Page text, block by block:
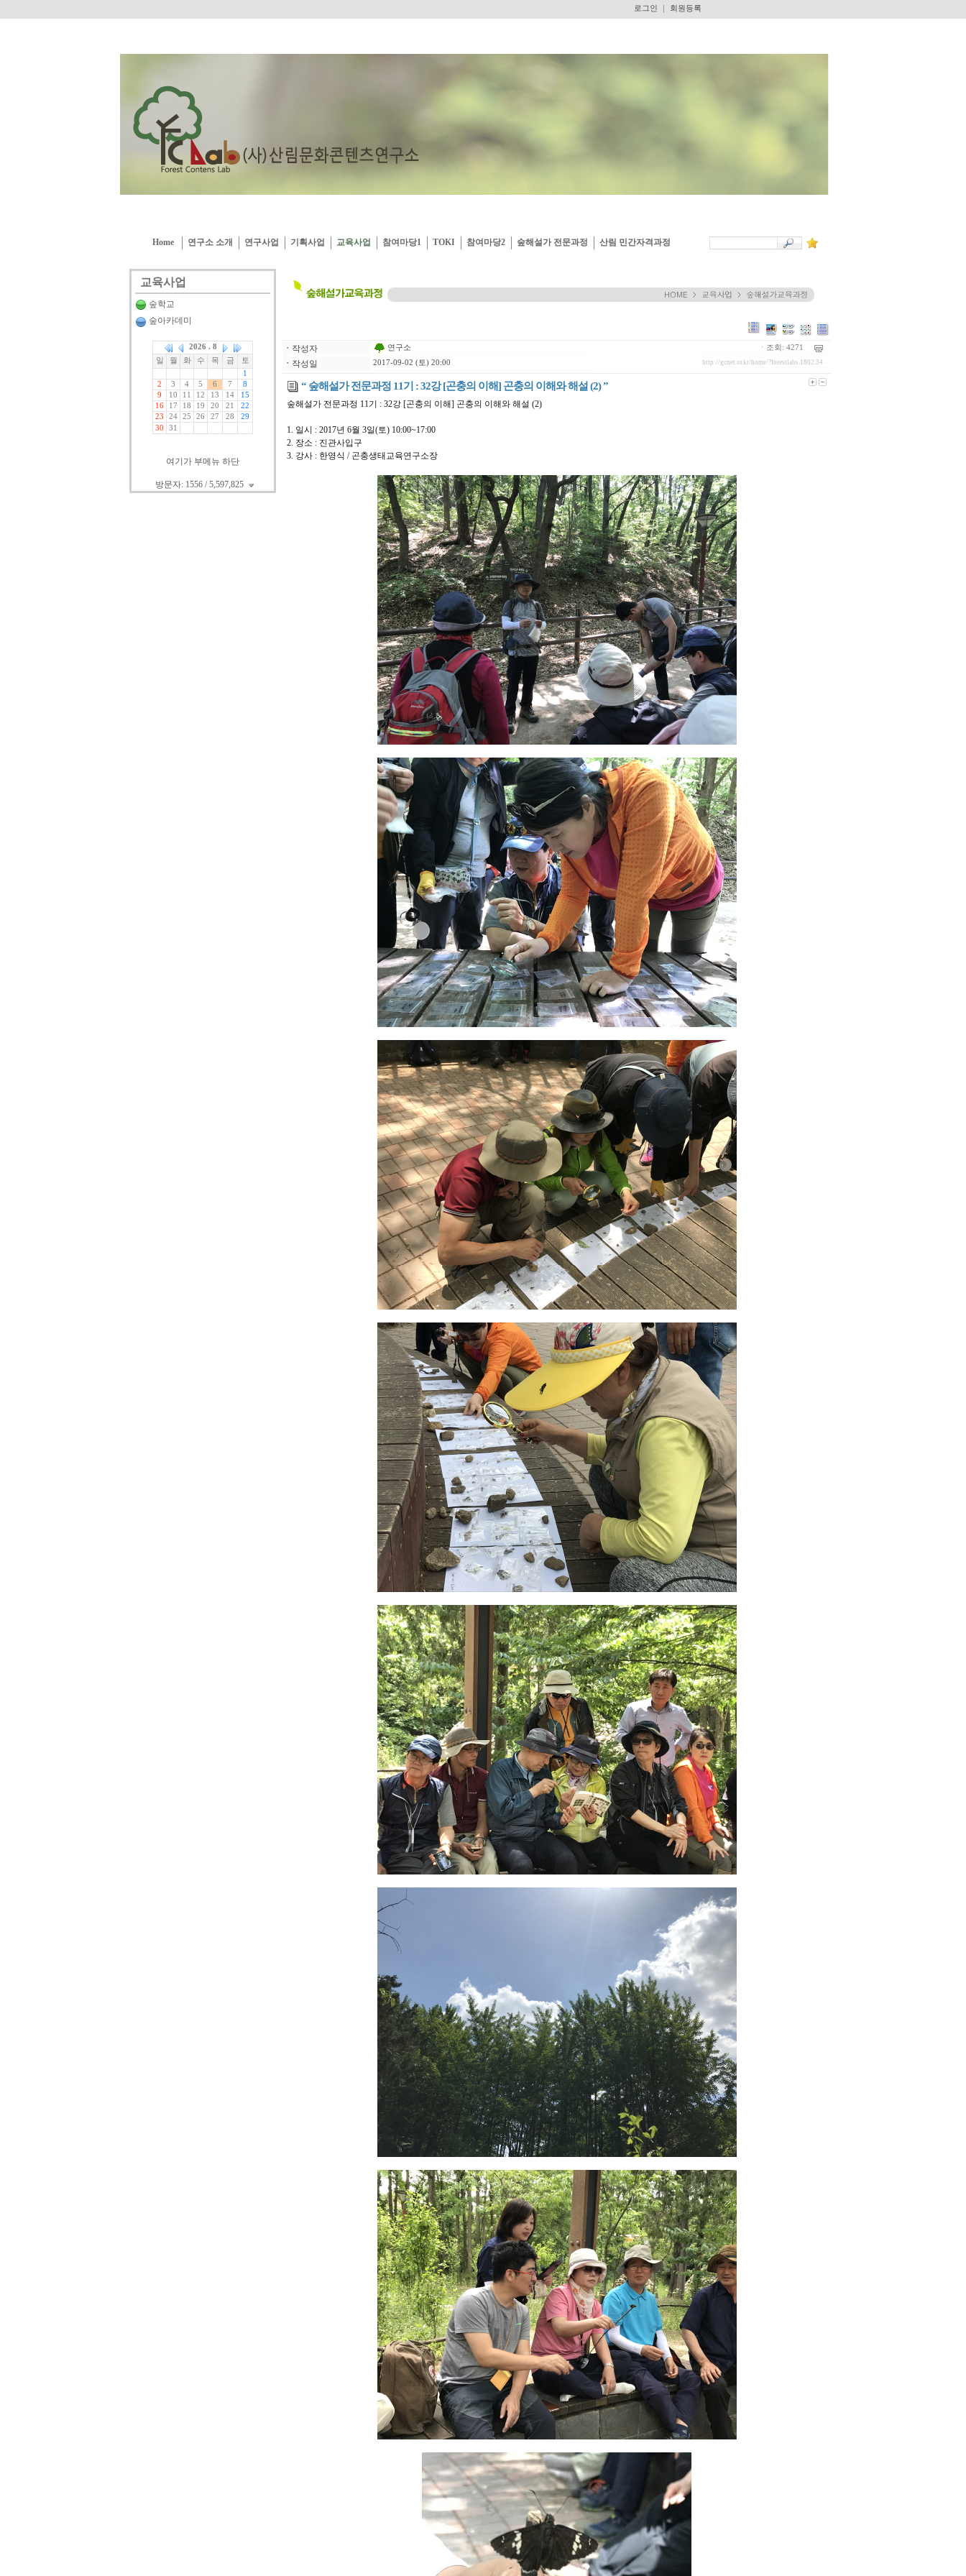
Home 연구소 소개 연구사업 기획사업 교육사업 참여마당1 TOKI 참여마당2 숲해설가 전문과정 산림 민간자격과정
교육사업
숲학교
숲아카데미
여기가 부메뉴 하단
방문자: 1556 / 5,597,825
ㆍ 작성자 연구소
ㆍ 작성일 2017-09-02 (토) 20:00
ㆍ조회: 4271
http://gcnet.or.kr/home/?forestlabs.1802.34
“ 숲해설가 전문과정 11기 : 32강 [곤충의 이해] 곤충의 이해와 해설 (2) ”
숲해설가 전문과정 11기 : 32강 [곤충의 이해] 곤충의 이해와 해설 (2)
1. 일시 : 2017년 6월 3일(토) 10:00~17:00
2. 장소 : 진관사입구
3. 강사 : 한영식 / 곤충생태교육연구소장
로그인 회원등록